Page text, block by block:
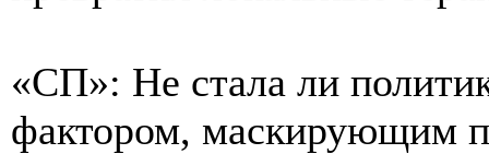
«СП»: Не стала ли
фактором, маскирующим